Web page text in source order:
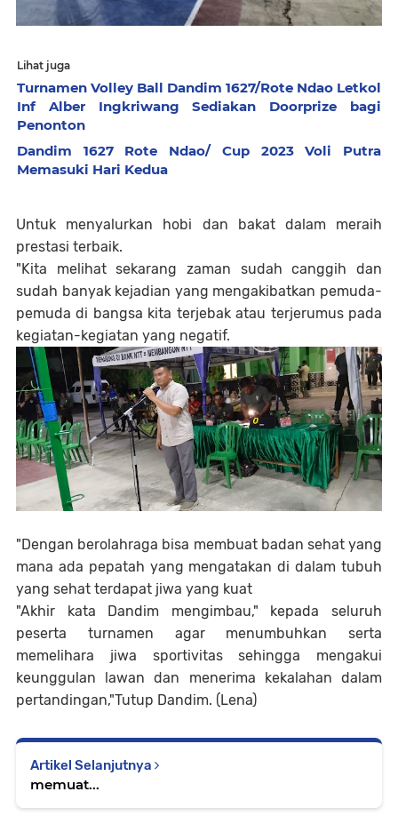
Lihat juga
Turnamen Volley Ball Dandim 1627/Rote Ndao Letkol
Inf Alber Ingkriwang Sediakan Doorprize bagi
Penonton
Dandim 1627 Rote Ndao/ Cup 2023 Voli Putra
Memasuki Hari Kedua
Untuk menyalurkan hobi dan bakat dalam meraih
prestasi terbaik.
"Kita melihat sekarang zaman sudah canggih dan
sudah banyak kejadian yang mengakibatkan pemuda-
pemuda di bangsa kita terjebak atau terjerumus pada
kegiatan-kegiatan yang negatif.
"Dengan berolahraga bisa membuat badan sehat yang
mana ada pepatah yang mengatakan di dalam tubuh
yang sehat terdapat jiwa yang kuat
"Akhir kata Dandim mengimbau," kepada seluruh
peserta turnamen agar menumbuhkan serta
memelihara jiwa sportivitas sehingga mengakui
keunggulan lawan dan menerima kekalahan dalam
pertandingan,"Tutup Dandim. (Lena)
Artikel Selanjutnya
memuat...